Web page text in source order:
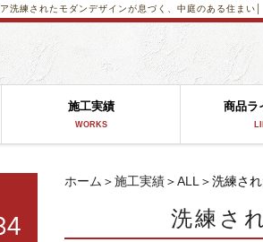
洗練されたモダンデザインが息づく、中庭のある住まい│
施工実績
WORKS
商品ラ
ホーム ＞施工実績＞ALL ＞洗練さ
洗練さ